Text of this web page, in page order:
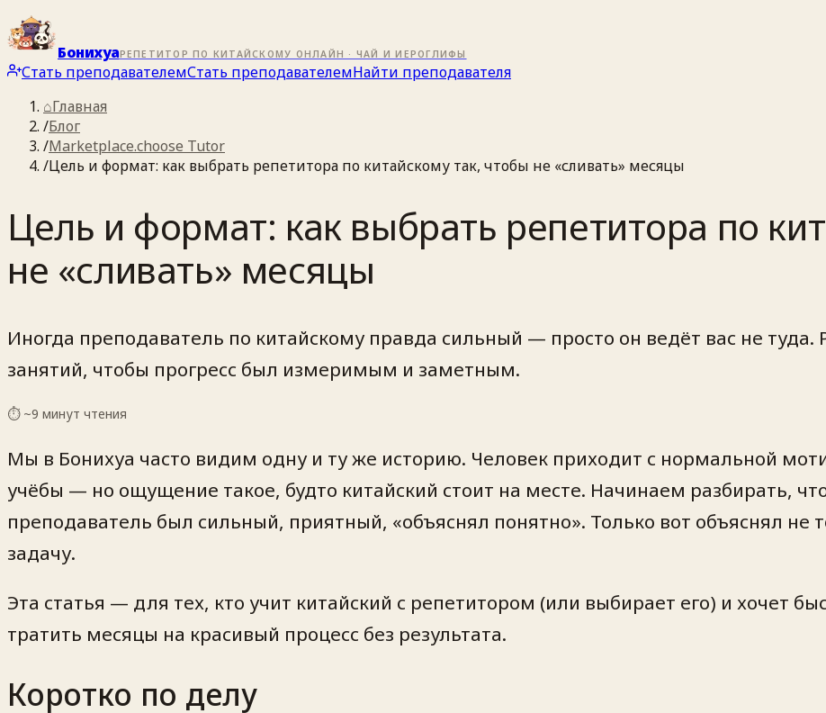
БонихуаРЕПЕТИТОР ПО КИТАЙСКОМУ ОНЛАЙН · ЧАЙ И ИЕРОГЛИФЫ
Стать преподавателемСтать преподавателемНайти преподавателя
⌂Главная
/Блог
/Marketplace.choose Tutor
/Цель и формат: как выбрать репетитора по китайскому так, чтобы не «сливать» месяцы
Цель и формат: как выбрать репетитора по
не «сливать» месяцы
Иногда преподаватель по китайскому правда сильный — просто он ведёт вас не туда.
занятий, чтобы прогресс был измеримым и заметным.
⏱ ~9 минут чтения
Мы в Бонихуа часто видим одну и ту же историю. Человек приходит с нормальной
учёбы — но ощущение такое, будто китайский стоит на месте. Начинаем разбирать,
преподаватель был сильный, приятный, «объяснял понятно». Только вот объяснял не
задачу.
Эта статья — для тех, кто учит китайский с репетитором (или выбирает его) и хочет
тратить месяцы на красивый процесс без результата.
Коротко по делу